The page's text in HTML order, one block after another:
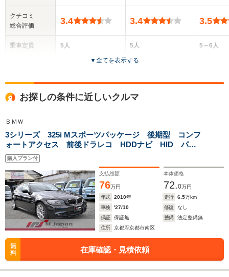
クチコミ
総合評価
乗車定員
サイズ
WLTCモード
3.4
5人
1.37m～1.39m
全幅
1.66m
ホイールベース
-m
-
3.4
5人
3ドア
全幅
1.66m
ホイールベース
-m
-
3.5
5～6人
-
▼全てを表示する
お探しの条件に近しいクルマ
ＢＭＷ
3シリーズ 325i Mスポーツパッケージ 後期型 コンフ
ォートアクセス 前後ドラレコ HDDナビ HID パワ
ーシート M専用AW タイヤアドバンフレバ 3000cc直
6エンジン スマートキー プッシュスタート ライト曇
無
購入プラン付
支払総額
76万円
本体価格
72.0万円
年式
2010年 走行 6.5万km
車検
'27/10 修復
なし
保証
保証無 整備
法定整備無
住所
京都府京都市南区
無
料
在庫確認・見積依頼